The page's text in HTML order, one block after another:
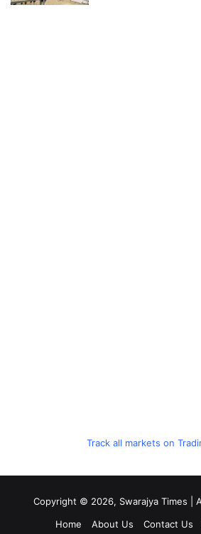
Track all markets on
Copyright © 2026, Swarajya Times |
Home
About Us Contact Us